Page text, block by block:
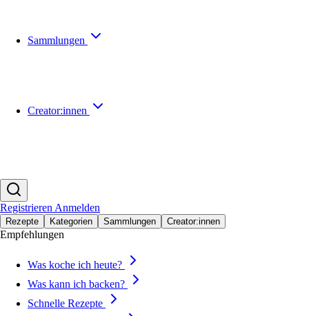
Sammlungen
Creator:innen
Registrieren Anmelden
Rezepte Kategorien Sammlungen Creator:innen
Empfehlungen
Was koche ich heute?
Was kann ich backen?
Schnelle Rezepte